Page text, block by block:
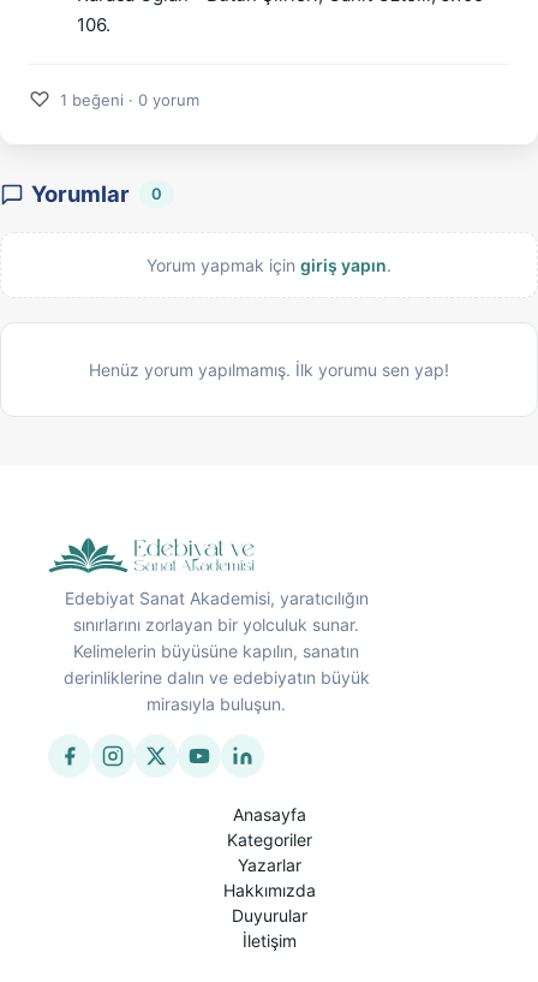
106.
♡ 1 beğeni · 0 yorum
Yorumlar 0
Yorum yapmak için giriş yapın.
Henüz yorum yapılmamış. İlk yorumu sen yap!
Edebiyat Sanat Akademisi, yaratıcılığın
sınırlarını zorlayan bir yolculuk sunar.
Kelimelerin büyüsüne kapılın, sanatın
derinliklerine dalın ve edebiyatın büyük
mirasıyla buluşun.
Anasayfa
Kategoriler
Yazarlar
Hakkımızda
Duyurular
İletişim